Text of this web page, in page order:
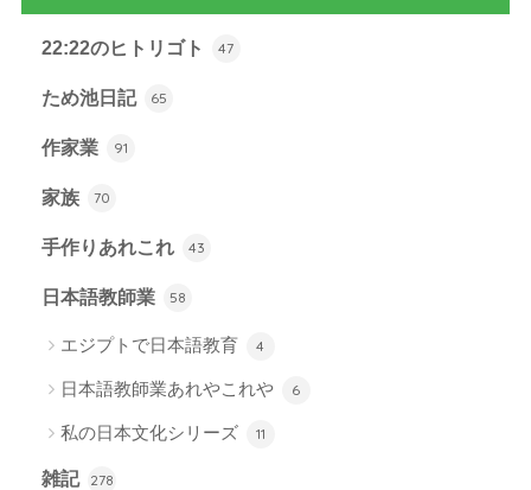
22:22のヒトリゴト 47
ため池日記 65
作家業 91
家族 70
手作りあれこれ 43
日本語教師業 58
エジプトで日本語教育 4
日本語教師業あれやこれや 6
私の日本文化シリーズ 11
雑記 278